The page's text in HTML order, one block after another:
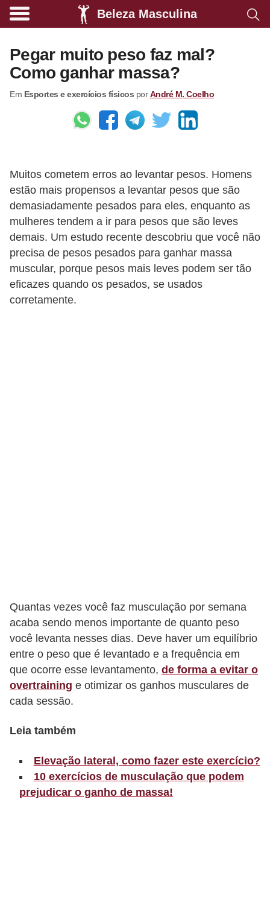
Beleza Masculina
Pegar muito peso faz mal?
Como ganhar massa?
Em Esportes e exercícios físicos porAndré M. Coelho
Muitos cometem erros ao levantar pesos. Homens
estão mais propensos a levantar pesos que são
demasiadamente pesados para eles, enquanto as
mulheres tendem a ir para pesos que são leves
demais. Um estudo recente descobriu que você não
precisa de pesos pesados ​​para ganhar massa
muscular, porque pesos mais leves podem ser tão
eficazes quando os pesados, se usados
corretamente.
Quantas vezes você faz musculação por semana
acaba sendo menos importante de quanto peso
você levanta nesses dias. Deve haver um equilíbrio
entre o peso que é levantado e a frequência em
que ocorre esse levantamento, de forma a evitar o
overtraining e otimizar os ganhos musculares de
cada sessão.
Leia também
Elevação lateral, como fazer este exercício?
10 exercícios de musculação que podem
prejudicar o ganho de massa!
A
i
m
e
ç
ã
o
s
a
u
d
á
C
o
m
p
o
r
t
m
n